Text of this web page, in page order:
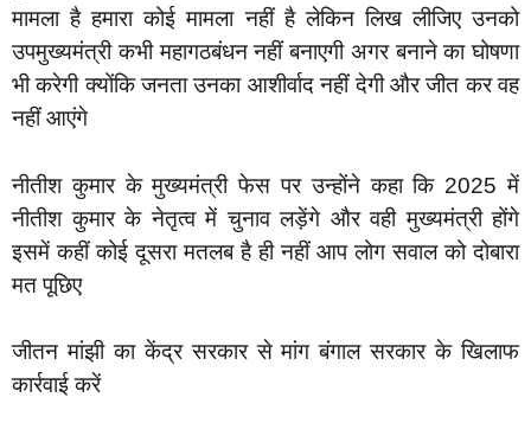
मामला है हमारा कोई मामला नहीं है लेकिन लिख लीजिए उनको
उपमुख्यमंत्री कभी महागठबंधन नहीं बनाएगी अगर बनाने का घोषणा
भी करेगी क्योंकि जनता उनका आशीर्वाद नहीं देगी और जीत कर वह
नहीं आएंगे
नीतीश कुमार के मुख्यमंत्री फेस पर उन्होंने कहा कि 2025 में
नीतीश कुमार के नेतृत्व में चुनाव लड़ेंगे और वही मुख्यमंत्री होंगे
इसमें कहीं कोई दूसरा मतलब है ही नहीं आप लोग सवाल को दोबारा
मत पूछिए
जीतन मांझी का केंद्र सरकार से मांग बंगाल सरकार के खिलाफ
कार्रवाई करें